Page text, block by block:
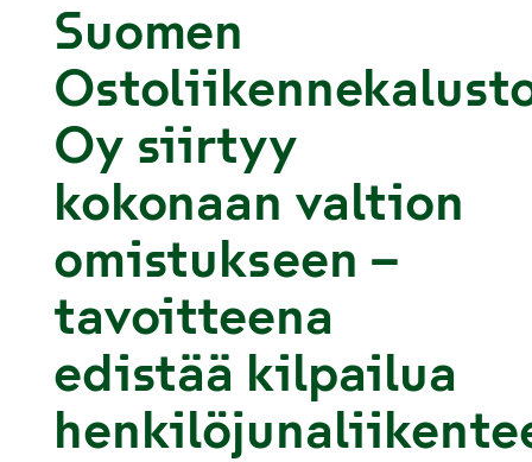
Suomen
Oy siirtyy
kokonaan valtion
omistukseen –
tavoitteena
edistää kilpailua